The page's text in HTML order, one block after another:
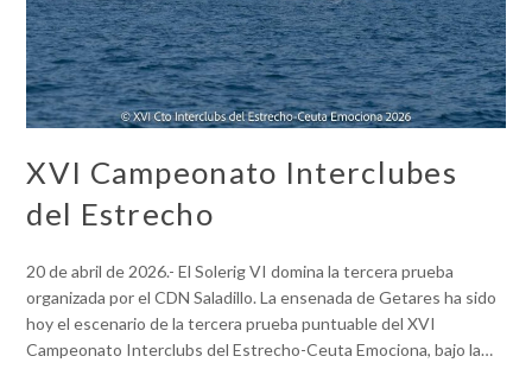
XVI Campeonato Interclubes
del Estrecho
20 de abril de 2026.- El Solerig VI domina la tercera prueba
organizada por el CDN Saladillo. La ensenada de Getares ha sido
hoy el escenario de la tercera prueba puntuable del XVI
Campeonato Interclubs del Estrecho-Ceuta Emociona, bajo la…